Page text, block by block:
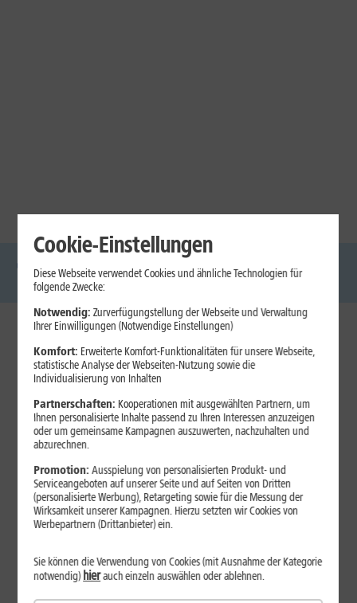
Glasfaser Internet Handys
Mobilfunk-
Laptops
1&1 Internet
Jetzt unterbrechungsfrei ins sehr gute Netz wechseln.
Ohne doppelte Kosten.*
Cookie-Einstellungen
Diese Webseite verwendet Cookies und ähnliche Technologien für
folgende Zwecke:
Notwendig: Zurverfügungstellung der Webseite und Verwaltung
Ihrer Einwilligungen (Notwendige Einstellungen)
Komfort: Erweiterte Komfort-Funktionalitäten für unsere Webseite,
statistische Analyse der Webseiten-Nutzung sowie die
Individualisierung von Inhalten
Partnerschaften: Kooperationen mit ausgewählten Partnern, um
Ihnen personalisierte Inhalte passend zu Ihren Interessen anzuzeigen
oder um gemeinsame Kampagnen auszuwerten, nachzuhalten und
abzurechnen.
Promotion:Ausspielung von personalisierten Produkt- und
Serviceangeboten auf unserer Seite und auf Seiten von Dritten
(personalisierte Werbung), Retargeting sowie für die Messung der
Wirksamkeit unserer Kampagnen. Hierzu setzten wir Cookies von
Werbepartnern (Drittanbieter) ein.
Sie können die Verwendung von Cookies (mit Ausnahme der Kategorie
notwendig)hierauch einzeln auswählen oder ablehnen.